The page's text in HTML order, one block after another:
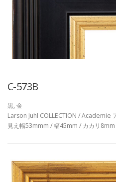
C-573B
黒, 金
Larson Juhl COLLECTION / Academie
見え幅53mmm / 幅45mm / カカリ